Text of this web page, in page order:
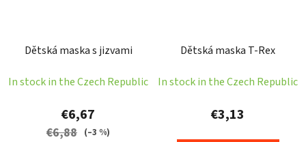
Dětská maska s jizvami
In stock in the Czech Republic
€6,67
€6,88 (–3 %)
Dětská maska T-Rex
In stock in the Czech Republic
€3,13